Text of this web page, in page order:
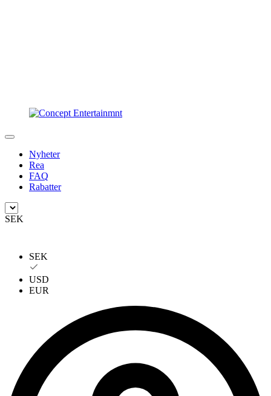
Nyheter
Rea
FAQ
Rabatter
SEK
SEK
USD
EUR